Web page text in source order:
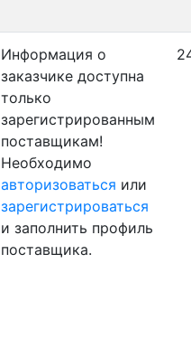
Информация о
заказчике доступна
только
зарегистрированным
поставщикам!
Необходимо
авторизоваться или
зарегистрироваться
и заполнить профиль
поставщика.